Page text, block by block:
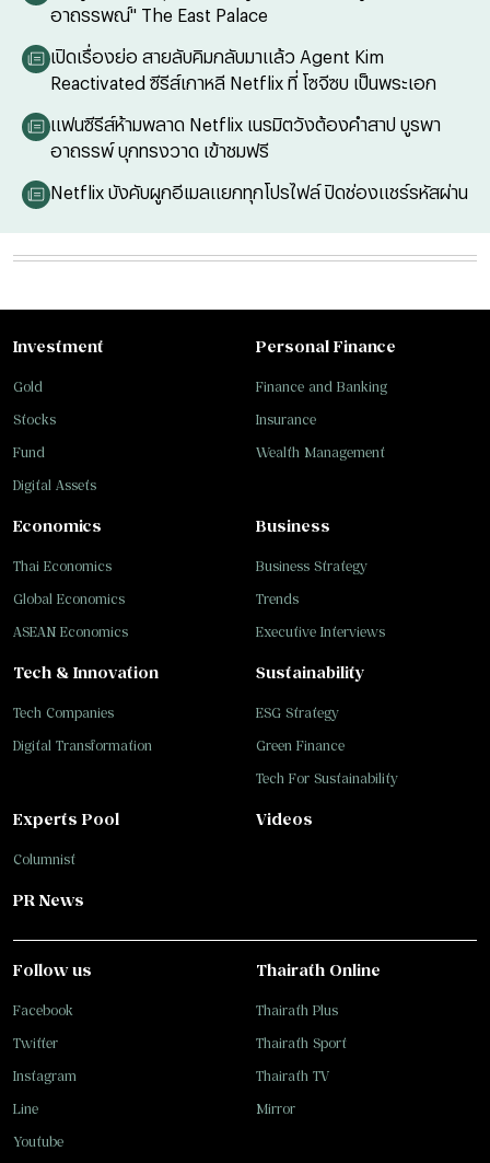
อาถรรพณ์" The East Palace
เปิดเรื่องย่อ สายลับคิมกลับมาแล้ว Agent Kim
Reactivated ซีรีส์เกาหลี Netflix ที่ โซจีซบ เป็นพระเอก
แฟนซีรีส์ห้ามพลาด Netflix เนรมิตวังต้องคำสาป บูรพา
อาถรรพ์ บุกทรงวาด เข้าชมฟรี
Netflix บังคับผูกอีเมลแยกทุกโปรไฟล์ ปิดช่องแชร์รหัสผ่าน
Investment
Gold
Stocks
Fund
Digital Assets
Personal Finance
Finance and Banking
Insurance
Wealth Management
Business
Business Strategy
Trends
Executive Interviews
Tech & Innovation
Tech Companies
Digital Transformation
Sustainability
ESG Strategy
Green Finance
Tech For Sustainability
Economics
Thai Economics
Global Economics
ASEAN Economics
Experts Pool
Columnist
Videos
PR News
Follow us
Facebook
Twitter
Instagram
Line
Youtube
Thairath Online
Thairath Plus
Thairath Sport
Thairath TV
Mirror